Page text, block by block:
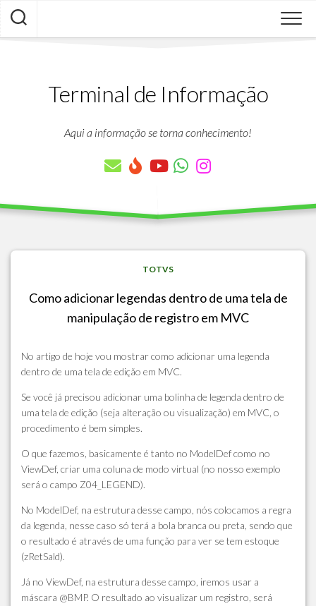
Skip
content
Terminal de Informação
Aqui a informação se torna conhecimento!
TOTVS
Como adicionar legendas dentro de uma tela de
manipulação de registro em MVC
No artigo de hoje vou mostrar como adicionar uma legenda
dentro de uma tela de edição em MVC.
Se você já precisou adicionar uma bolinha de legenda dentro de
uma tela de edição (seja alteração ou visualização) em MVC, o
procedimento é bem simples.
O que fazemos, basicamente é tanto no ModelDef como no
ViewDef, criar uma coluna de modo virtual (no nosso exemplo
será o campo Z04_LEGEND).
No ModelDef, na estrutura desse campo, nós colocamos a regra
da legenda, nesse caso só terá a bola branca ou preta, sendo que
o resultado é através de uma função para ver se tem estoque
(zRetSald).
Já no ViewDef, na estrutura desse campo, iremos usar a
máscara @BMP. O resultado ao visualizar um registro, será